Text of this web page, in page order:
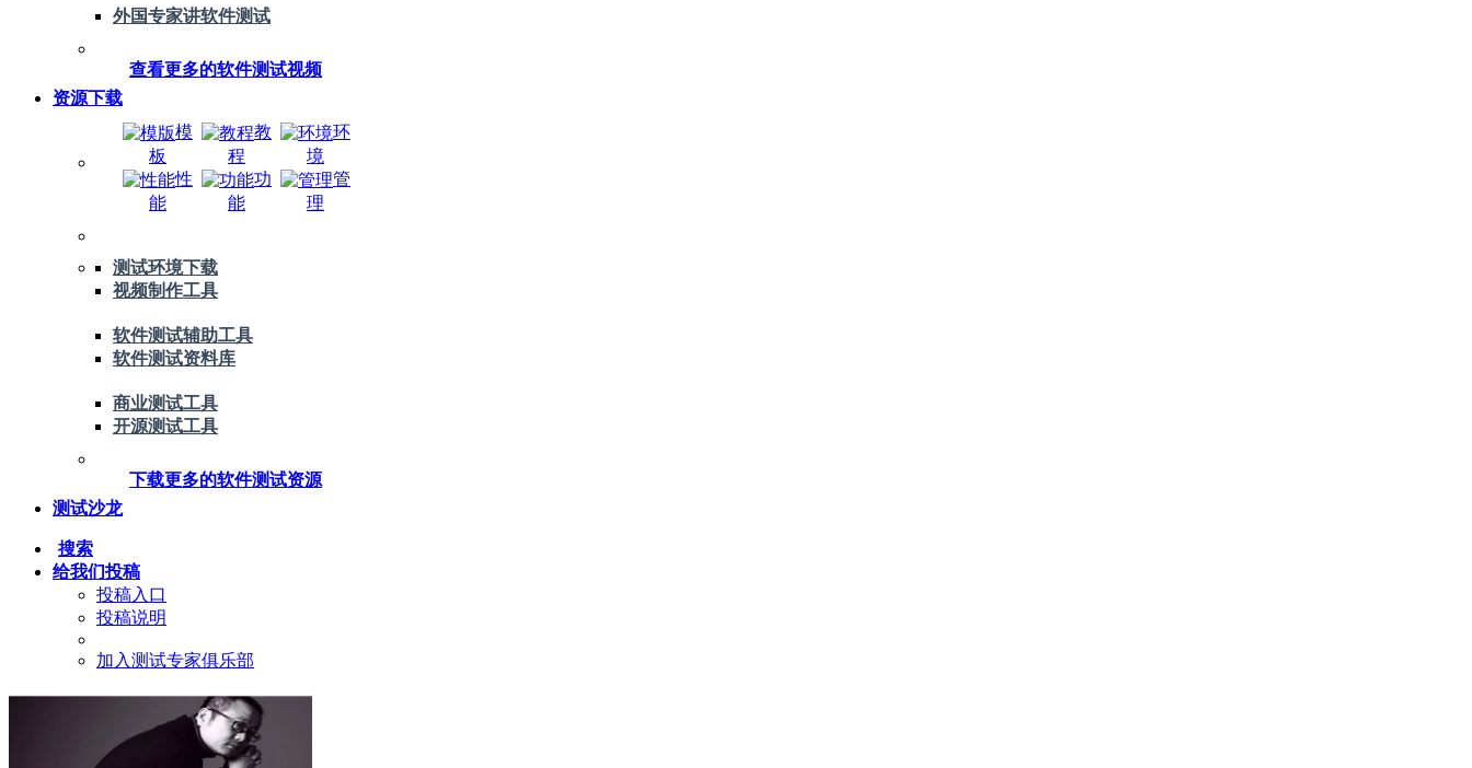
外国专家讲软件测试
查看更多的软件测试视频
资源下载
模
板
教
程
环
境
性
能
功
能
管
理
测试环境下载
视频制作工具
软件测试辅助工具
软件测试资料库
商业测试工具
开源测试工具
下载更多的软件测试资源
测试沙龙
搜索
给我们投稿
投稿入口
投稿说明
加入测试专家俱乐部